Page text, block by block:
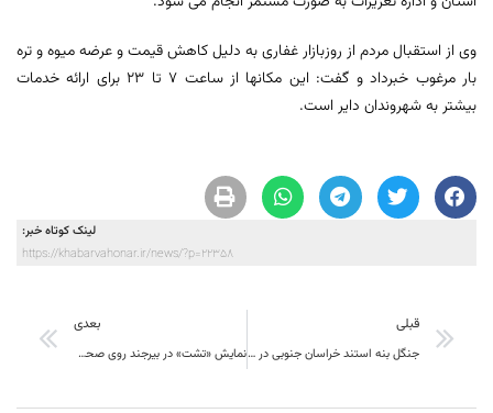
وی از استقبال مردم از روزبازار غفاری به دلیل کاهش قیمت و عرضه میوه و تره
بار مرغوب خبرداد و گفت: این مکانها از ساعت 7 تا 23 برای ارائه خدمات
بیشتر به شهروندان دایر است.
لینک کوتاه خبر:
https://khabarvahonar.ir/news/?p=22358
قبلی
جنگل بنه استند خراسان جنوبی در در فهرست آثار طبیعی- ملی ثبت شد
بعدی
نمایش «تشت» در بیرجند روی صحنه می رود